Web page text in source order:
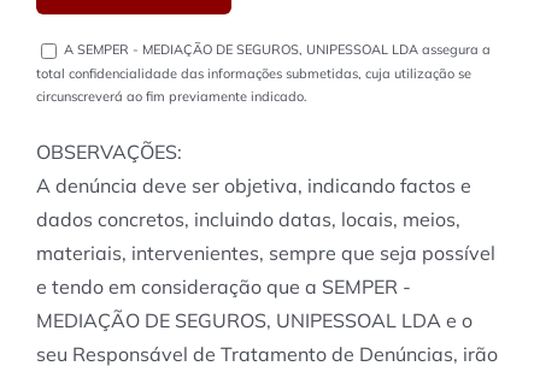
A SEMPER - MEDIAÇÃO DE SEGUROS, UNIPESSOAL LDA assegura a
total confidencialidade das informações submetidas, cuja utilização se
circunscreverá ao fim previamente indicado.
OBSERVAÇÕES:
A denúncia deve ser objetiva, indicando factos e
dados concretos, incluindo datas, locais, meios,
materiais, intervenientes, sempre que seja possível
e tendo em consideração que a SEMPER -
MEDIAÇÃO DE SEGUROS, UNIPESSOAL LDA e o
seu Responsável de Tratamento de Denúncias, irão